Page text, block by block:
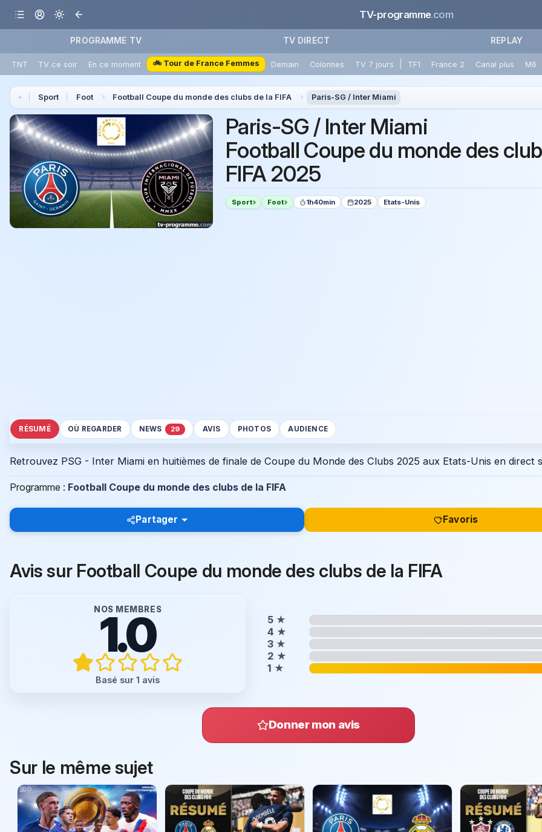
TV-programme.com
PROGRAMME TV TV DIRECT REPLAY
TNT TV ce soir En ce moment 🚲 Tour de France Femmes Demain Colonnes TV 7 jours TF1 France 2 Canal plus M6
Sport Foot Football Coupe du monde des clubs de la FIFA Paris-SG / Inter Miami
Paris-SG / Inter Miami
Football Coupe du monde des
FIFA 2025
Sport Foot 1h40min 2025 Etats-Unis
RÉSUMÉ OÙ REGARDER NEWS 29 AVIS PHOTOS AUDIENCE
Retrouvez PSG - Inter Miami en huitièmes de finale de Coupe du Monde des Clubs 2025 aux Etats-Unis en direct
Programme : Football Coupe du monde des clubs de la FIFA
Partager Favoris
Avis sur Football Coupe du monde des clubs de la FIFA
NOS MEMBRES
1.0
Basé sur 1 avis
5 ★
4 ★
3 ★
2 ★
1 ★
Donner mon avis
Sur le même sujet